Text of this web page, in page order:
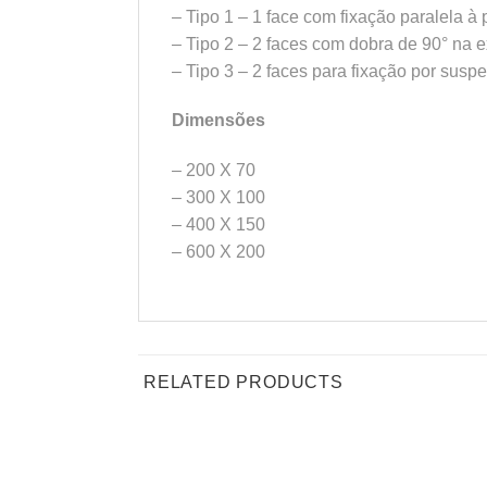
– Tipo 1 – 1 face com fixação paralela à
– Tipo 2 – 2 faces com dobra de 90° na
– Tipo 3 – 2 faces para fixação por
Dimensões
– 200 X 70
– 300 X 100
– 400 X 150
– 600 X 200
RELATED PRODUCTS